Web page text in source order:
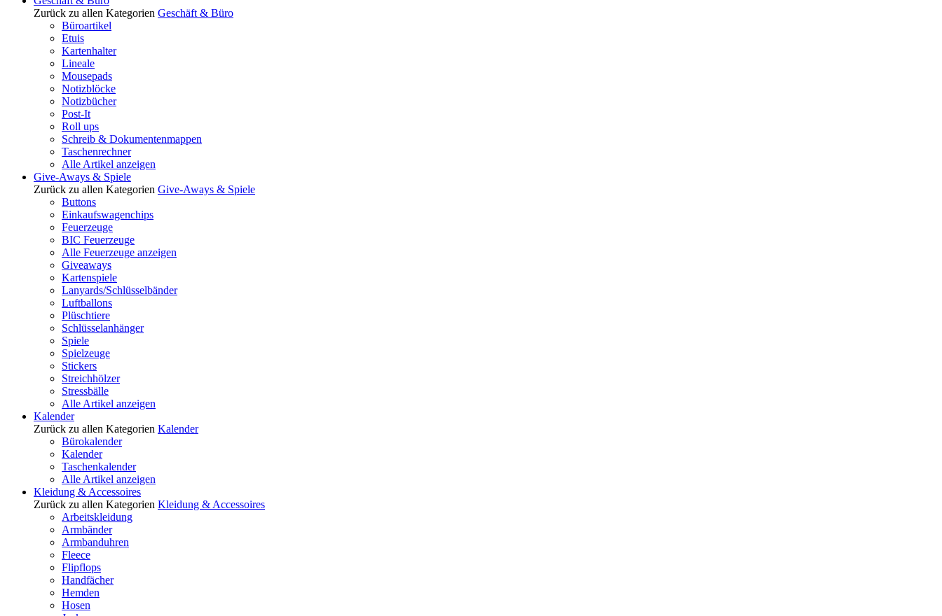
Zurück zu allen Kategorien Geschäft & Büro
Büroartikel
Etuis
Kartenhalter
Lineale
Mousepads
Notizblöcke
Notizbücher
Post-It
Roll ups
Schreib & Dokumentenmappen
Taschenrechner
Alle Artikel anzeigen
Give-Aways & Spiele
Zurück zu allen Kategorien Give-Aways & Spiele
Buttons
Einkaufswagenchips
Feuerzeuge
BIC Feuerzeuge
Alle Feuerzeuge anzeigen
Giveaways
Kartenspiele
Lanyards/Schlüsselbänder
Luftballons
Plüschtiere
Schlüsselanhänger
Spiele
Spielzeuge
Stickers
Streichhölzer
Stressbälle
Alle Artikel anzeigen
Kalender
Zurück zu allen Kategorien Kalender
Bürokalender
Kalender
Taschenkalender
Alle Artikel anzeigen
Kleidung & Accessoires
Zurück zu allen Kategorien Kleidung & Accessoires
Arbeitskleidung
Armbänder
Armbanduhren
Fleece
Flipflops
Handfächer
Hemden
Hosen